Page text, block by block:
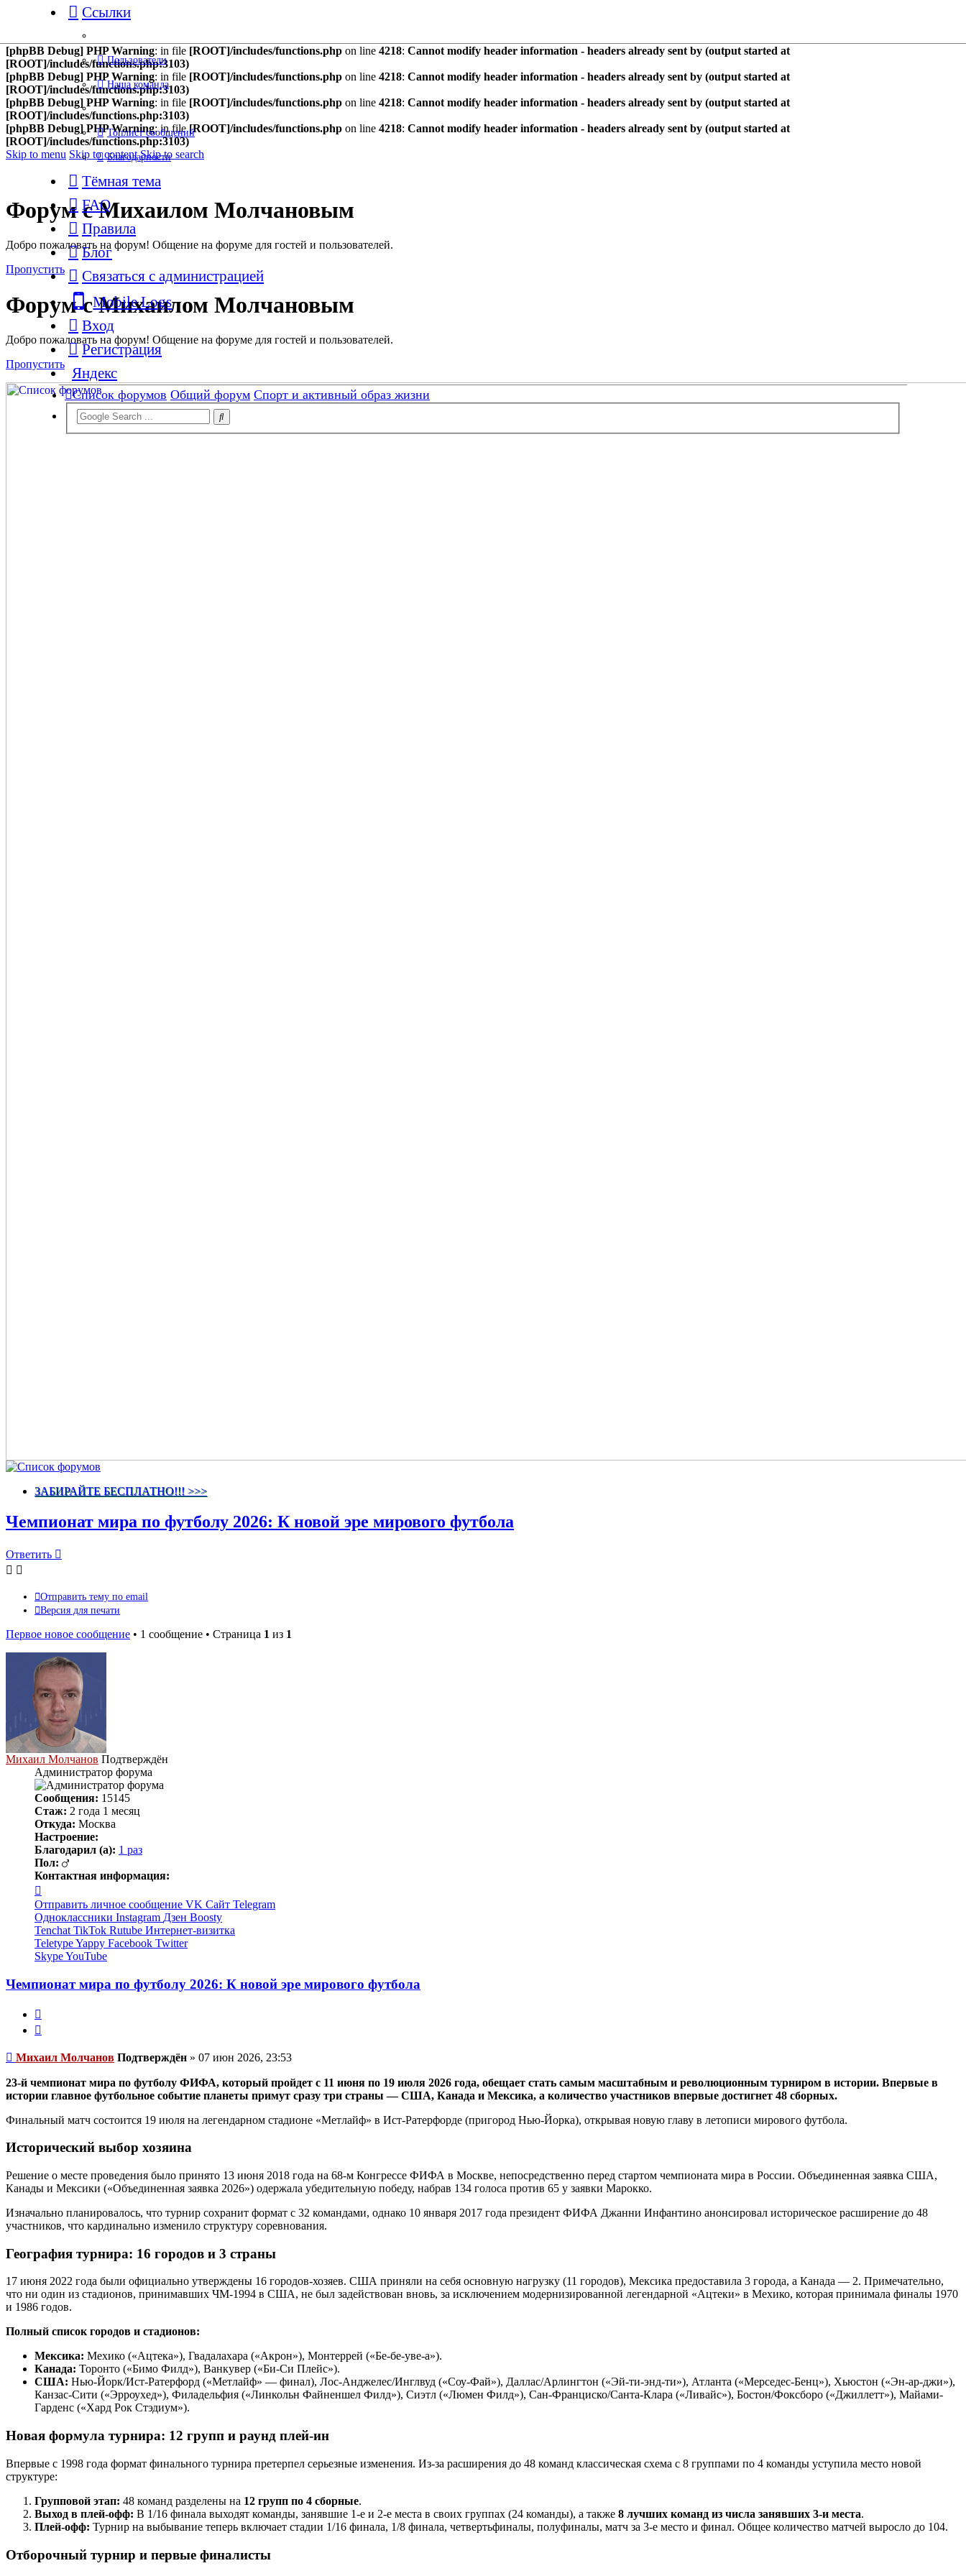
[phpBB Debug] PHP Warning
[phpBB Debug] PHP Warning
[phpBB Debug] PHP Warning: in file [ROOT]/includes/functions.php on line 4218: Cannot modify header information - headers already sent by (output started at
[ROOT]/includes/functions.php:3103)
[phpBB Debug] PHP Warning: in file [ROOT]/includes/functions.php on line 4218: Cannot modify header information - headers already sent by (output started at
[ROOT]/includes/functions.php:3103)
[phpBB Debug] PHP Warning: in file [ROOT]/includes/functions.php on line 4218: Cannot modify header information - headers already sent by (output started at
[ROOT]/includes/functions.php:3103)
[phpBB Debug] PHP Warning: in file[ROOT]/includes/functions.php on line 4218: Cannot modify header information - headers already sent by (output started at
[ROOT]/includes/functions.php:3103)
Skip to menu Skip to content Skip to search
Форум с Михаилом Молчановым
Добро пожаловать на форум! Общение на форуме для гостей и пользователей.
Пропустить
Форум с Михаилом Молчановым
Добро пожаловать на форум! Общение на форуме для гостей и пользователей.
Пропустить
ЗАБИРАЙТЕ БЕСПЛАТНО!!! >>>
Ссылки
Пользователи
Наша команда
Топлист сообщений
Благодарности
Тёмная тема
FAQ
Правила
Блог
Связаться с администрацией
Mobile Logs
Вход
Регистрация
Яндекс
Список форумов Общий форум Спорт и активный образ жизни
Чемпионат мира по футболу 2026: К новой эре мирового футбола
Ответить
Отправить тему по email
Версия для печати
Первое новое сообщение • 1 сообщение • Страница 1 из 1
Михаил Молчанов Подтверждён
Администратор форума
Сообщения: 15145
Стаж: 2 года 1 месяц
Откуда: Москва
Настроение:
Благодарил (а): 1 раз
Пол:
Контактная информация:
информация
пользователя
Михаил
Молчанов
Отправить личное сообщение VK Сайт Telegram
Одноклассники Instagram Дзен Boosty
Tenchat TikTok Rutube Интернет-визитка
TeletypeYappy Facebook Twitter
SkypeYouTube
Чемпионат мира по футболу 2026: К новой эре мирового футбола
Непрочитанное
Михаил Молчанов Подтверждён » 07 июн 2026, 23:53
23-й чемпионат мира по футболу ФИФА, который пройдет с 11 июня по 19 июля 2026 года, обещает стать самым масштабным и революционным турниром в истории. Впервые в
истории главное футбольное событие планеты примут сразу три страны — США, Канада и Мексика, а количество участников впервые достигнет 48 сборных.
Финальный матч состоится 19 июля на легендарном стадионе «Метлайф» в Ист-Ратерфорде (пригород Нью-Йорка), открывая новую главу в летописи мирового футбола.
Исторический выбор хозяина
Решение о месте проведения было принято 13 июня 2018 года на 68-м Конгрессе ФИФА в Москве, непосредственно перед стартом чемпионата мира в России. Объединенная заявка США,
Канады и Мексики («Объединенная заявка 2026») одержала убедительную победу, набрав 134 голоса против 65 у заявки Марокко.
Изначально планировалось, что турнир сохранит формат с 32 командами, однако 10 января 2017 года президент ФИФА Джанни Инфантино анонсировал историческое расширение до 48
участников, что кардинально изменило структуру соревнования.
География турнира: 16 городов и 3 страны
17 июня 2022 года были официально утверждены 16 городов-хозяев. США приняли на себя основную нагрузку (11 городов), Мексика предоставила 3 города, а Канада — 2. Примечательно,
что ни один из стадионов, принимавших ЧМ-1994 в США, не был задействован вновь, за исключением модернизированной легендарной «Ацтеки» в Мехико, которая принимала финалы 1970
и 1986 годов.
Полный список городов и стадионов:
Мексика: Мехико («Ацтека»), Гвадалахара («Акрон»), Монтеррей («Бе-бе-уве-а»).
Канада: Торонто («Бимо Филд»), Ванкувер («Би-Си Плейс»).
США: Нью-Йорк/Ист-Ратерфорд («Метлайф» — финал), Лос-Анджелес/Инглвуд («Соу-Фай»), Даллас/Арлингтон («Эй-ти-энд-ти»), Атланта («Мерседес-Бенц»), Хьюстон («Эн-ар-джи»),
Канзас-Сити («Эрроухед»), Филадельфия («Линкольн Файненшел Филд»), Сиэтл («Люмен Филд»), Сан-Франциско/Санта-Клара («Ливайс»), Бостон/Фоксборо («Джиллетт»), Майами-
Гарденс («Хард Рок Стэдиум»).
Новая формула турнира: 12 групп и раунд плей-ин
Впервые с 1998 года формат финального турнира претерпел серьезные изменения. Из-за расширения до 48 команд классическая схема с 8 группами по 4 команды уступила место новой
структуре:
Групповой этап: 48 команд разделены на 12 групп по 4 сборные.
Выход в плей-офф: В 1/16 финала выходят команды, занявшие 1-е и 2-е места в своих группах (24 команды), а также 8 лучших команд из числа занявших 3-и места.
Плей-офф: Турнир на выбывание теперь включает стадии 1/16 финала, 1/8 финала, четвертьфиналы, полуфиналы, матч за 3-е место и финал. Общее количество матчей выросло до 104.
Отборочный турнир и первые финалисты